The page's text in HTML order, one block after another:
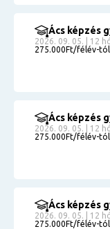
Ács képzés
2026. 09. 05. | 12
275.000Ft/félév-tól
Ács képzés
2026. 09. 05. | 12
275.000Ft/félév-tól
Ács képzés
2026. 09. 05. | 12
275.000Ft/félév-tól